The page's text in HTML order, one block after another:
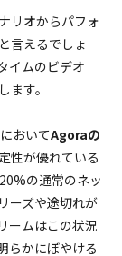
リオからパフォ
言えるでしょ
イムのビデオ
す。
おいてAgoraの
性が優れている
の通常のネッ
ーズや途切れが
ームはこの状況
らかにぼやける